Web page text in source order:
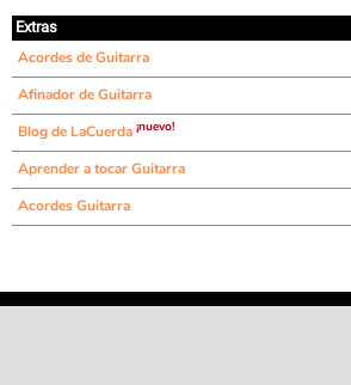
Extras
Acordes de Guitarra
Afinador de Guitarra
Blog de LaCuerda ¡nuevo!
Aprender a tocar Guitarra
Acordes Guitarra